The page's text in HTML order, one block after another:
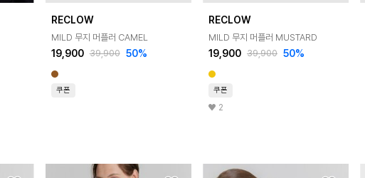
RECLOW
MILD 무지 머플러 CAMEL
19,900 39,900 50%
쿠폰
RECLOW
MILD 무지 머플러 MUSTARD
19,900 39,900 50%
쿠폰
2